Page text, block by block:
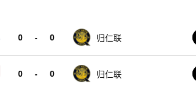
0 - 0 归仁联
0 - 0 归仁联